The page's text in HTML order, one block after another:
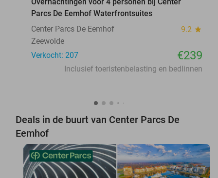
Parcs De Eemhof Waterfrontsuites
Center Parcs De Eemhof
9.2 star
Zeewolde
Verkocht: 207
€239
Inclusief toeristenbelasting en bedlinnen
Deals in de buurt van Center Parcs De
Eemhof